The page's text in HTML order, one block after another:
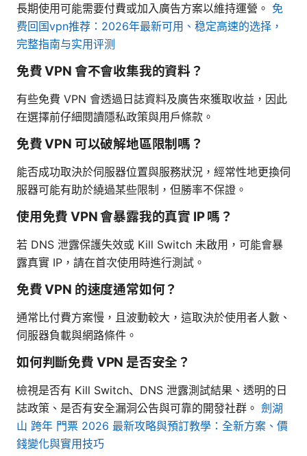
長期使用可能需要付費或加入廣告方案以維持運營。 免
费回国vpn推荐：2026年最新可用、稳定高速的选择，
完整指南与实用评测
免費 VPN 會不會收集我的資料？
有些免費 VPN 會透過日誌資料及廣告來獲取收益，因此
在選擇前仔細閱讀隱私政策與用戶條款。
免費 VPN 可以破解地區限制嗎？
能否成功取決於伺服器位置與服務狀況，經常性地更換伺
服器可能有助於繞過某些限制，但勝率不保證。
使用免費 VPN 會暴露我的真實 IP 嗎？
若 DNS 泄露保護失效或 Kill Switch 未啟用，可能會暴
露真實 IP，請在首次使用時進行測試。
免費 VPN 的速度通常如何？
通常比付費方案慢，且波動較大，這取決於使用者人數、
伺服器負載與網路條件。
如何判斷免費 VPN 是否安全？
檢視是否有 Kill Switch、DNS 泄露測試結果、透明的日
誌政策、是否有安全漏洞公告與可靠的開發社群。 劍湖
山 跨年 門票 2026 最新攻略與預訂教學：全新方案、價
錢變化與實用技巧